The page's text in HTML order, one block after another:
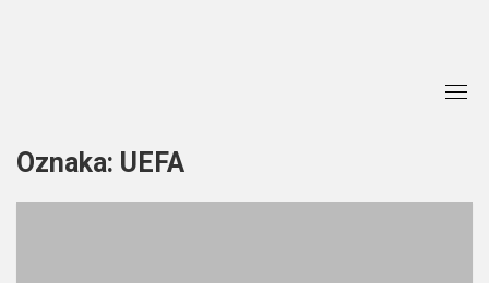
Oznaka: UEFA